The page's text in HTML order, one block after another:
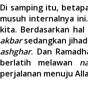
Di samping itu,
musuh internalnya
kita. Berdasarkan
akbarsedangkan
ashghar. Dan
berlatih melawan
perjalanan menuju